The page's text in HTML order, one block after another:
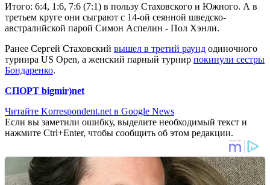
Итого: 6:4, 1:6, 7:6 (7:1) в пользу Стаховского и Южного. А в
третьем круге они сыграют с 14-ой сеянной шведско-
австралийской парой Симон Аспелин - Пол Хэнли.
Ранее Сергей Стаховский вышел в третий раунд одиночного
турнира US Open, а женский парный турнир покинули сестры
Бондаренко.
СПОРТ bigmir)net
Читайте Korrespondent.net в Google News
Если вы заметили ошибку, выделите необходимый текст и
нажмите Ctrl+Enter, чтобы сообщить об этом редакции.